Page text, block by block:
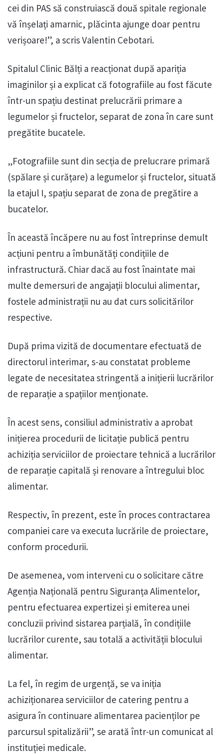
cei din PAS să construiască două spitale regionale
vă înșelați amarnic, plăcinta ajunge doar pentru
verișoare!”, a scris Valentin Cebotari.
Spitalul Clinic Bălți a reacționat după apariția
imaginilor și a explicat că fotografiile au fost făcute
într-un spațiu destinat prelucrării primare a
legumelor și fructelor, separat de zona în care sunt
pregătite bucatele.
„Fotografiile sunt din secția de prelucrare primară
(spălare și curățare) a legumelor și fructelor, situată
la etajul I, spațiu separat de zona de pregătire a
bucatelor.
În această încăpere nu au fost întreprinse demult
acțiuni pentru a îmbunătăți condițiile de
infrastructură. Chiar dacă au fost înaintate mai
multe demersuri de angajații blocului alimentar,
fostele administrații nu au dat curs solicitărilor
respective.
După prima vizită de documentare efectuată de
directorul interimar, s-au constatat probleme
legate de necesitatea stringentă a inițierii lucrărilor
de reparație a spațiilor menționate.
În acest sens, consiliul administrativ a aprobat
inițierea procedurii de licitație publică pentru
achiziția serviciilor de proiectare tehnică a lucrărilor
de reparație capitală și renovare a întregului bloc
alimentar.
Respectiv, în prezent, este în proces contractarea
companiei care va executa lucrările de proiectare,
conform procedurii.
De asemenea, vom interveni cu o solicitare către
Agenția Națională pentru Siguranța Alimentelor,
pentru efectuarea expertizei și emiterea unei
concluzii privind sistarea parțială, în condițiile
lucrărilor curente, sau totală a activității blocului
alimentar.
La fel, în regim de urgență, se va iniția
achiziționarea serviciilor de catering pentru a
asigura în continuare alimentarea pacienților pe
parcursul spitalizării”, se arată într-un comunicat al
instituției medicale.